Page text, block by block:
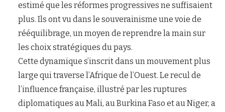
estimé que les réformes progressives ne suffisaient
plus. Ils ont vu dans le souverainisme une voie de
rééquilibrage, un moyen de reprendre la main sur
les choix stratégiques du pays.
Cette dynamique s’inscrit dans un mouvement plus
large qui traverse l’Afrique de l’Ouest. Le recul de
l’influence française, illustré par les ruptures
diplomatiques au Mali, au Burkina Faso et au Niger, a